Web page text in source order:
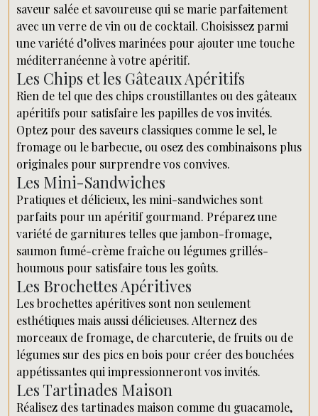
saveur salée et savoureuse qui se marie parfaitement
avec un verre de vin ou de cocktail. Choisissez parmi
une variété d’olives marinées pour ajouter une touche
méditerranéenne à votre apéritif.
Les Chips et les Gâteaux Apéritifs
Rien de tel que des chips croustillantes ou des gâteaux
apéritifs pour satisfaire les papilles de vos invités.
Optez pour des saveurs classiques comme le sel, le
fromage ou le barbecue, ou osez des combinaisons plus
originales pour surprendre vos convives.
Les Mini-Sandwiches
Pratiques et délicieux, les mini-sandwiches sont
parfaits pour un apéritif gourmand. Préparez une
variété de garnitures telles que jambon-fromage,
saumon fumé-crème fraîche ou légumes grillés-
houmous pour satisfaire tous les goûts.
Les Brochettes Apéritives
Les brochettes apéritives sont non seulement
esthétiques mais aussi délicieuses. Alternez des
morceaux de fromage, de charcuterie, de fruits ou de
légumes sur des pics en bois pour créer des bouchées
appétissantes qui impressionneront vos invités.
Les Tartinades Maison
Réalisez des tartinades maison comme du guacamole,